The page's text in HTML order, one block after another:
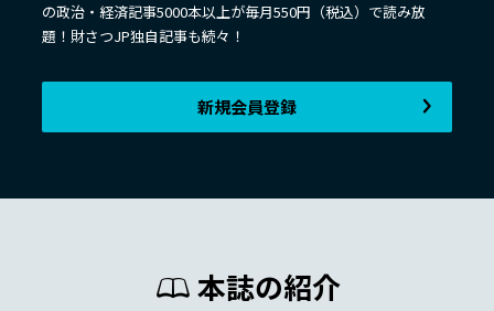
の政治・経済記事5000本以上が毎月550円（税込）で読み放
題！財さつJP独自記事も続々！
新規会員登録
本誌の紹介